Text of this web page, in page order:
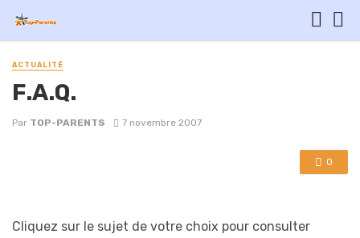
ACTUALITÉ
F.A.Q.
Par TOP-PARENTS 7 novembre 2007
0
Cliquez sur le sujet de votre choix pour consulter